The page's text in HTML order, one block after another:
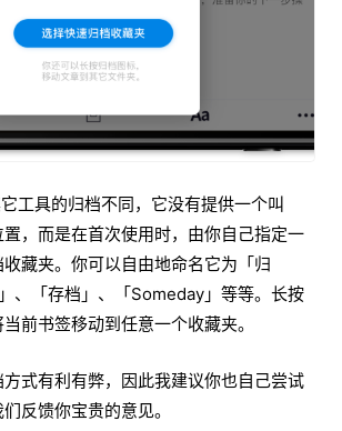
工具的归档不同，它没有提供一个叫
置，而是在首次使用时，由你自己指定一
藏夹。你可以自由地命名它为「归
、「存档」、「Someday」等等。长按
前书签移动到任意一个收藏夹。
式有利有弊，因此我建议你也自己尝试
反馈你宝贵的意见。